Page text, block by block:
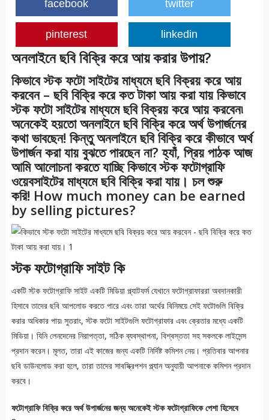
facebook twitter
pinterest linkedin
অনলাইনে ছবি বিক্রি করে আয় করার উপায়?
কিভাবে স্টক ফটো সাইটের মাধ্যমে ছবি বিক্রয় করে আয়
করবেন – ছবি বিক্রি করে কত টাকা আয় করা যায় কিভাবে
স্টক ফটো সাইটের মাধ্যমে ছবি বিক্রয় করে আয় করবেন৷
অনেকেই হয়তো অনলাইনে ছবি বিক্রি করে অর্থ উপার্জনের
কথা ভাবছেন! কিন্তু অনলাইনে ছবি বিক্রি করে কীভাবে অর্থ
উপার্জন করা যায় বুঝতে পারছেন না? হ্যাঁ, প্রিয় পাঠক আজ
আমি আলোচনা করতে যাচ্ছি কিভাবে স্টক ফটোগ্রাফি
ওয়েবসাইটের মাধ্যমে ছবি বিক্রি করা যায়। চল শুরু
করি! How much money can be earned
by selling pictures?
স্টক ফটোগ্রাফি সাইট কি
একটি স্টক ফটোগ্রাফি সাইট একটি মিডিয়া প্ল্যাটফর্ম যেখানে ফটোগ্রাফাররা অবদানকারী
হিসাবে তাদের ছবি আপলোড করতে পারে এবং তারা অর্থের বিনিময়ে সেই ফটোগুলি বিক্রি
করার অধিকার পায়৷ সুতরাং, স্টক ফটো সাইটগুলি ফটোগ্রাফার এবং ক্রেতার মধ্যে একটি
মিডিয়া। যিনি লেনদেনের নিরাপত্তা, সঠিক ব্যবস্থাপনা, বিশ্বস্ততা সহ সকলকে লাইসেন্স
প্রদান করেন। মূলত, তারা এই কাজের জন্য একটি নির্দিষ্ট কমিশন নেয়। প্রতিবার আপনার
ছবি ডাউনলোড করা হলে, তারা তাদের সাবস্ক্রিপশন প্ল্যান অনুযায়ী আপনাকে কমিশন প্রদান
করবে।
ফটোগ্রাফি বিক্রি করে অর্থ উপার্জনের জন্য অনেকেই স্টক ফটোগ্রাফিকে পেশা হিসেবে